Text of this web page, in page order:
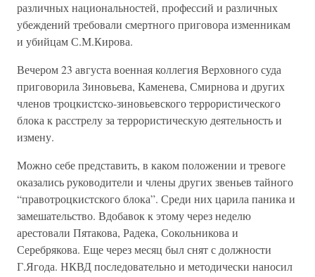
различных национальностей, профессий и различных
убеждений требовали смертного приговора изменникам
и убийцам С.М.Кирова.
Вечером 23 августа военная коллегия Верховного суда
приговорила Зиновьева, Каменева, Смирнова и других
членов троцкистско-зиновьевского террористического
блока к расстрелу за террористическую деятельность и
измену.
Можно себе представить, в каком положении и тревоге
оказались руководители и члены других звеньев тайного
“правотроцкистского блока”. Среди них царила паника и
замешательство. Вдобавок к этому через неделю
арестовали Пятакова, Радека, Сокольникова и
Серебрякова. Еще через месяц был снят с должности
Г.Ягода. НКВД последовательно и методически наносил